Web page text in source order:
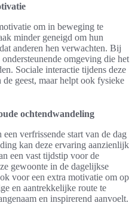
om in beweging te
minder geneigd om hun
anderen hen verwachten. Bij
omgeving die het
Sociale interactie tijdens deze
geest, maar helpt ook fysieke
ochtendwandeling
verfrissende start van de dag
kan deze ervaring aanzienlijk
een vast tijdstip voor de
gewoonte in de dagelijkse
voor een extra motivatie om op
en aantrekkelijke route te
en inspirerend aanvoelt.